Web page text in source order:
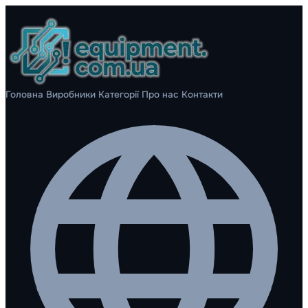
Головна Виробники Категорії Про нас Контакти